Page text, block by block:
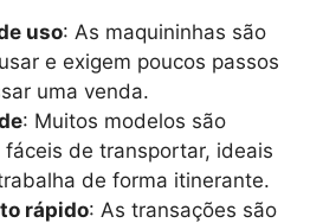
uso: As maquininhas são
e exigem poucos passos
uma venda.
: Muitos modelos são
fáceis de transportar, ideais
de forma itinerante.
rápido: As transações são